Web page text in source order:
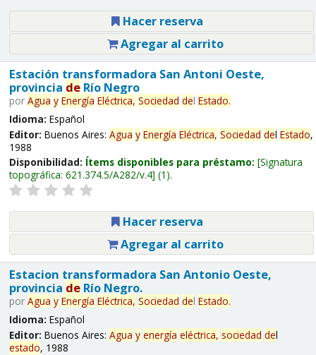
Hacer reserva
Agregar al carrito
Estación transformadora San Antoni Oeste,
provincia deRío Negro
por Agua y Energía Eléctrica, Sociedad del Estado.
Idioma: Español
Editor: Buenos Aires: Agua y Energía Eléctrica, Sociedad del Estado,
1988
Disponibilidad: Ítems disponibles para préstamo: Signatura
topográfica: 621.374.5/A282/v.4 (1).
Hacer reserva
Agregar al carrito
Estacion transformadora San Antonio Oeste,
provincia deRío Negro.
por Agua y Energía Eléctrica, Sociedad del Estado.
Idioma: Español
Editor: Buenos Aires: Agua y energía eléctrica, sociedad del
estado, 1988